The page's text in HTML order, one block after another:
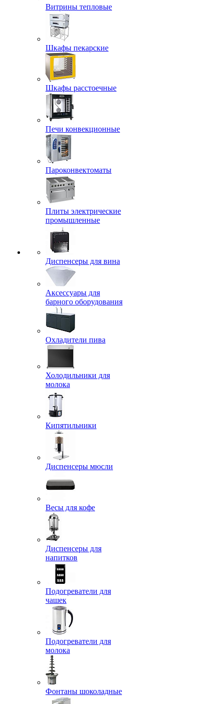
Витрины тепловые
Шкафы пекарские
Шкафы расстоечные
Печи конвекционные
Пароконвектоматы
Плиты электрические
промышленные
Диспенсеры для вина
Аксессуары для
барного оборудования
Охладители пива
Холодильники для
молока
Кипятильники
Диспенсеры мюсли
Весы для кофе
Диспенсеры для
напитков
Подогреватели для
чашек
Подогреватели для
молока
Фонтаны шоколадные